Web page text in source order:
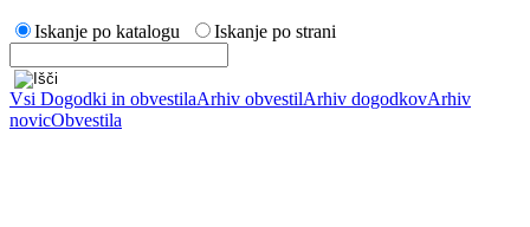
Iskanje po katalogu Iskanje po strani
Vsi Dogodki in obvestilaArhiv obvestilArhiv dogodkovArhiv
novicObvestila